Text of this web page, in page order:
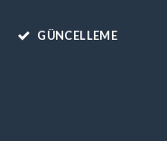
GÜNCELLEME